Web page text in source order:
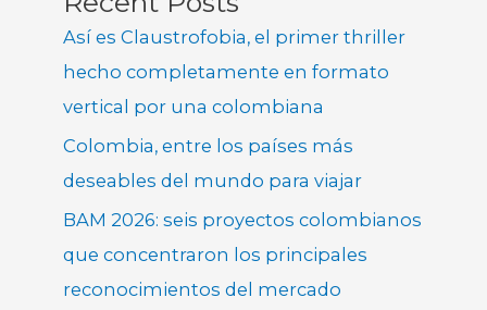
Así es Claustrofobia, el primer thriller
hecho completamente en formato
vertical por una colombiana
Colombia, entre los países más
deseables del mundo para viajar
BAM 2026: seis proyectos colombianos
que concentraron los principales
reconocimientos del mercado